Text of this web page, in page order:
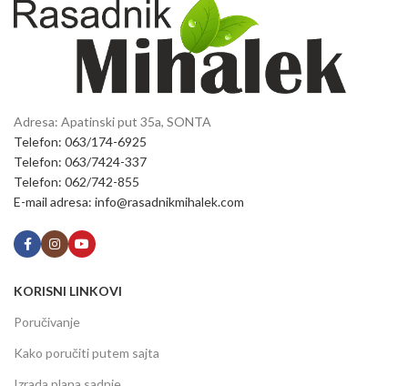
Adresa: Apatinski put 35a, SONTA
Telefon: 063/174-6925
Telefon: 063/7424-337
Telefon: 062/742-855
E-mail adresa: info@rasadnikmihalek.com
KORISNI LINKOVI
Poručivanje
Kako poručiti putem sajta